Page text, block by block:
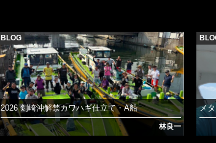
2026 剣崎沖解禁カワハギ仕立て・A船
林良一
BLOG
メ